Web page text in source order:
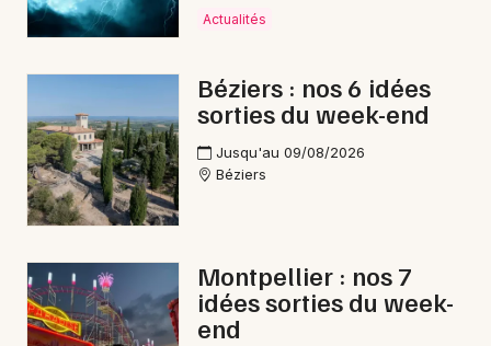
Nuit des Musées en Occitanie
Newsletter des sorties
Artistes en tournée
Actus dans l' Hérault
Magazine dans l' Hérault
Actualités
Béziers : nos 6 idées
sorties du week-end
Jusqu'au 09/08/2026
Béziers
Montpellier : nos 7
idées sorties du week-
end